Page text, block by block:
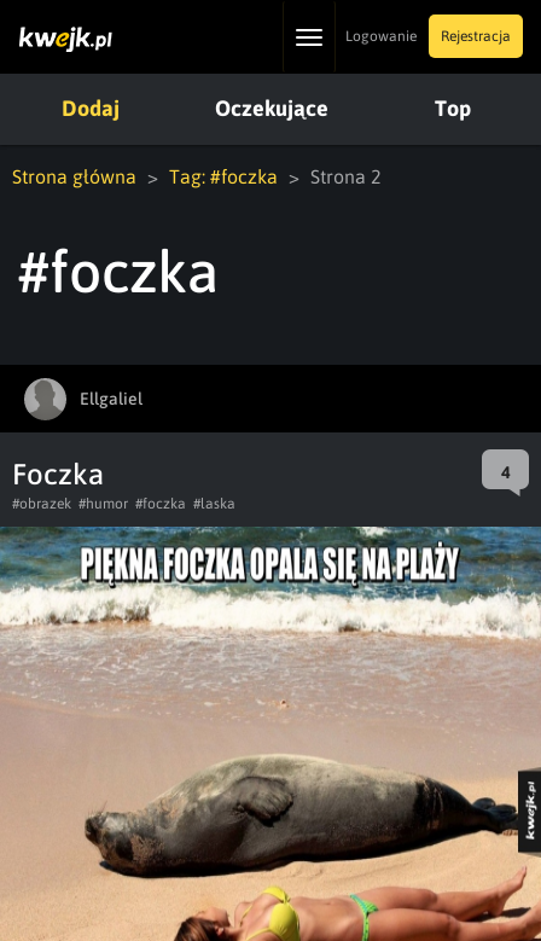
ToggleLogowanie Rejestracja
Dodaj Oczekujące Top
Strona główna Tag: #foczka Strona 2
#foczka
Ellgaliel
Foczka 4
#obrazek #humor #foczka #laska